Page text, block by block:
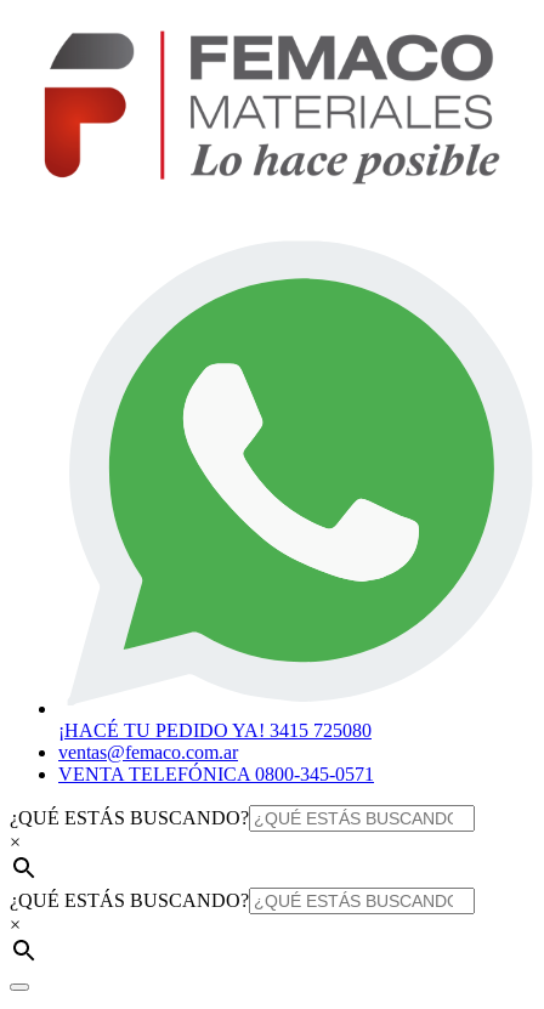
¡HACÉ TU PEDIDO YA! 3415 725080
ventas@femaco.com.ar
VENTA TELEFÓNICA 0800-345-0571
¿QUÉ ESTÁS BUSCANDO?
×
¿QUÉ ESTÁS BUSCANDO?
×